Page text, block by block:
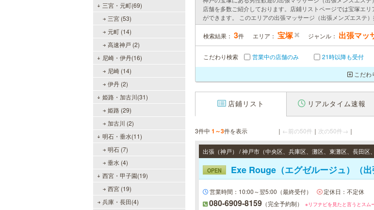
三宮・元町(69)
三宮 (53)
元町 (14)
高速神戸 (2)
尼崎・伊丹(16)
尼崎 (14)
伊丹 (2)
姫路・加古川(31)
姫路 (29)
加古川 (2)
明石・垂水(11)
明石 (7)
垂水 (4)
西宮・甲子園(19)
西宮 (19)
兵庫・長田(4)
店舗を多数ご紹介しております。店鋪リストページでは宝塚エ
ができます。 このエリアの出張マッサージ（出張メンズエステ
検索結果： 3件 エリア： 宝塚 ジャンル： 出張マッ
こだわり検索 営業中の店舗のみ 21時以降も受付
こだわ
店鋪リスト リアルタイム速報
3件中 1～3件を表示 ｜ ←前の50件 ｜ 次の50件→ ｜
OPEN Exe Rouge（エグゼルージュ）（出
営業時間：10:00～翌5:00（最終受付） 定休日：不定休
080-6909-8159 （完全予約制） ※リフナビを見たと言うとスム